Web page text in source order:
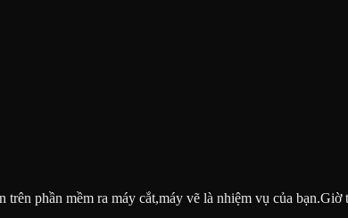
phần mềm ra máy cắt,máy vẽ là nhiệm vụ của bạn.Giờ